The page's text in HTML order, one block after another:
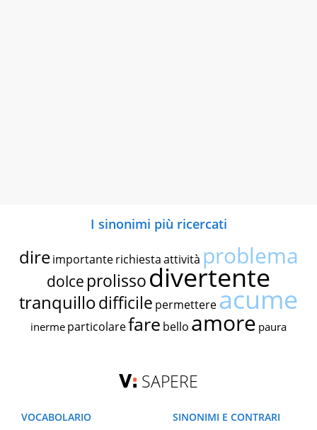
I sinonimi più ricercati
dire importante richiestaattività problema
dolce prolissodivertente
tranquillodifficile permettereacume
inerme particolarefare bello amore paura
SAPERE
VOCABOLARIO
SINONIMI E CONTRARI